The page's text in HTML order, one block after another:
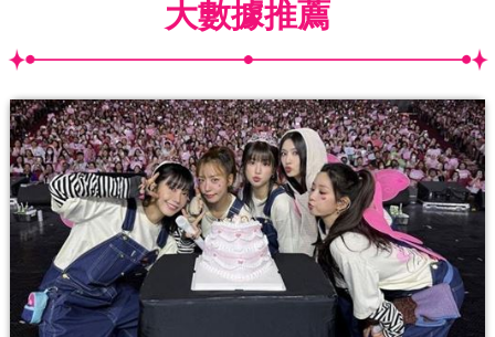
大數據推薦